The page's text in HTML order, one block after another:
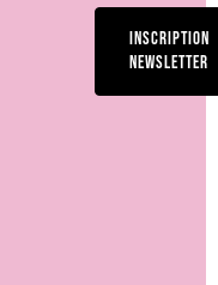
INSCRIPTION
NEWSLETTER